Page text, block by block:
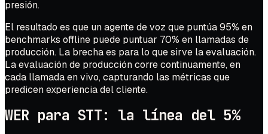
presión.
El resultado es que un agente de voz que puntúa 95% en
benchmarks offline puede puntuar 70% en llamadas de
producción. La brecha es para lo que sirve la evaluación.
La evaluación de producción corre continuamente, en
cada llamada en vivo, capturando las métricas que
predicen experiencia del cliente.
WER para STT: la línea del 5%